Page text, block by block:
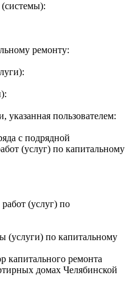
(системы):
ремонту:
указанная пользователем:
с подрядной
(услуг) по капитальному
(услуг) по
(услуги) по капитальному
ремонта
домах Челябинской